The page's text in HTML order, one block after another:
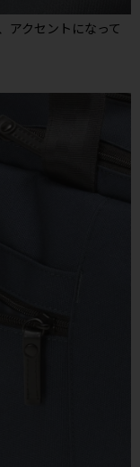
アクセントになって